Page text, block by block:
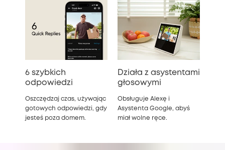
6 szybkich
odpowiedzi
Oszczędzaj czas, używając
gotowych odpowiedzi, gdy
jesteś poza domem.
Działa z asystentami
głosowymi
Obsługuje Alexę i
Asystenta Google, abyś
miał wolne ręce.